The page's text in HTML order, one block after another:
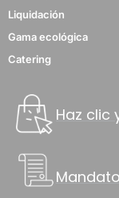
Liquidación
Gama ecológica
Catering
Haz clic